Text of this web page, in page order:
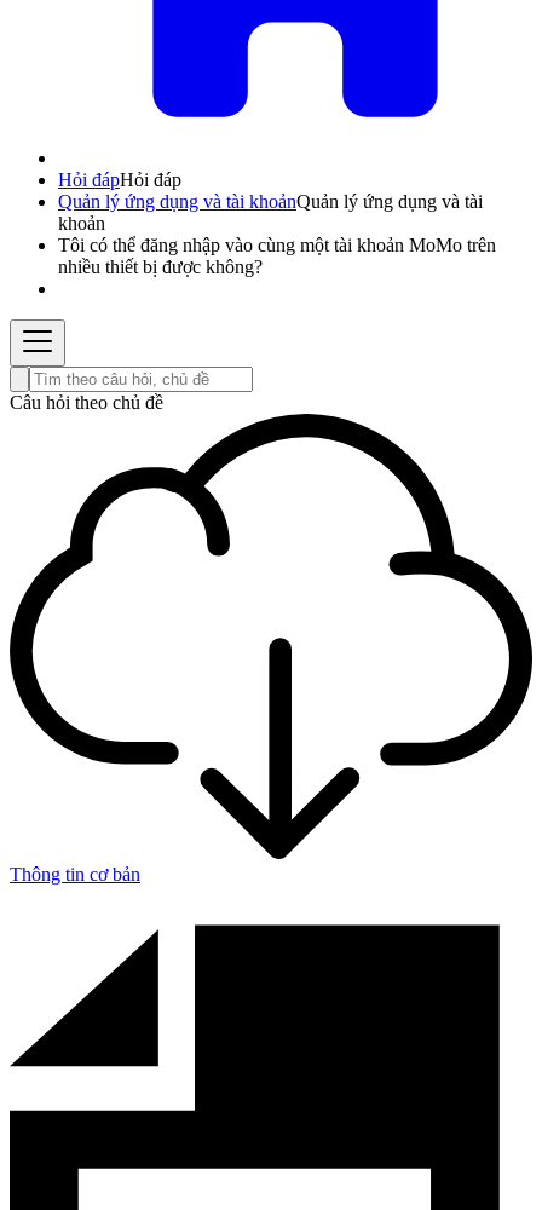
Hỏi đápHỏi đáp
Quản lý ứng dụng và tài khoảnQuản lý ứng dụng và tài
khoản
Tôi có thể đăng nhập vào cùng một tài khoản MoMo trên
nhiều thiết bị được không?
Câu hỏi theo chủ đề
Thông tin cơ bản